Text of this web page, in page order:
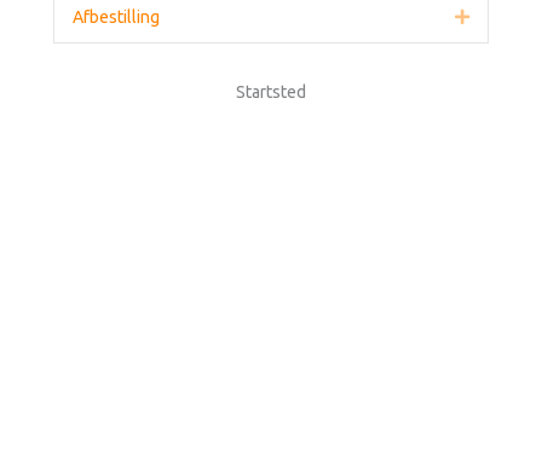
Afbestilling Udvid
Startsted